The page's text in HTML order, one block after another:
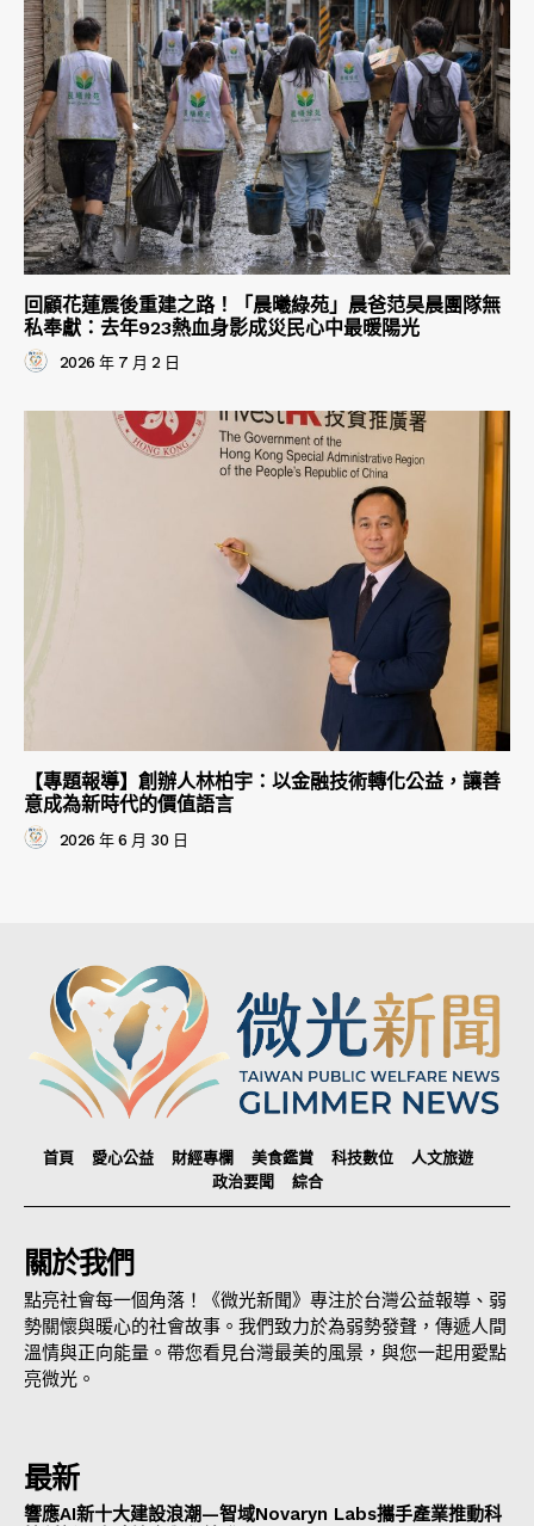
回顧花蓮震後重建之路！「晨曦綠苑」晨爸范昊晨團隊無
私奉獻：去年923熱血身影成災民心中最暖陽光
2026 年 7 月 2 日
【專題報導】創辦人林柏宇：以金融技術轉化公益，讓善
意成為新時代的價值語言
2026 年 6 月 30 日
首頁 愛心公益 財經專欄 美食鑑賞 科技數位
人文旅遊
政治要聞
綜合
關於我們
點亮社會每一個角落！《微光新聞》專注於台灣公益報導、弱
勢關懷與暖心的社會故事。我們致力於為弱勢發聲，傳遞人間
溫情與正向能量。帶您看見台灣最美的風景，與您一起用愛點
亮微光。
最新
響應AI新十大建設浪潮—智域Novaryn Labs攜手產業推動科